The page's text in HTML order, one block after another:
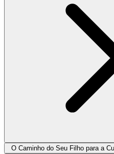
O Caminho do Seu Filho para a